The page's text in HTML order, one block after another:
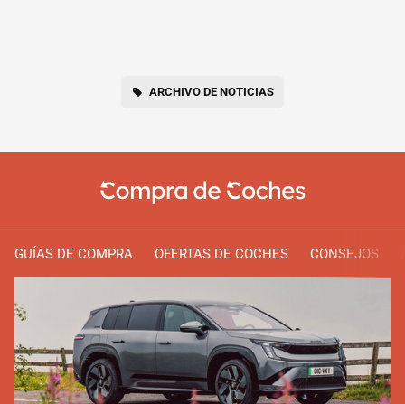
ARCHIVO DE NOTICIAS
GUÍAS DE COMPRA OFERTAS DE COCHES CONSEJOS